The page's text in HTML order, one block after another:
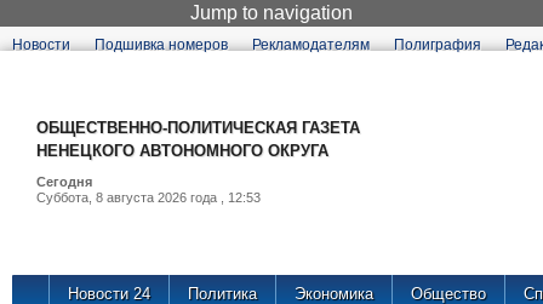
Jump to navigation
Новости Подшивка номеров Рекламодателям Полиграфия
ОБЩЕСТВЕННО-ПОЛИТИЧЕСКАЯ ГАЗЕТА
НЕНЕЦКОГО АВТОНОМНОГО ОКРУГА
Сегодня
Суббота, 8 августа 2026 года , 12:53
Новости 24 Политика Экономика Общество